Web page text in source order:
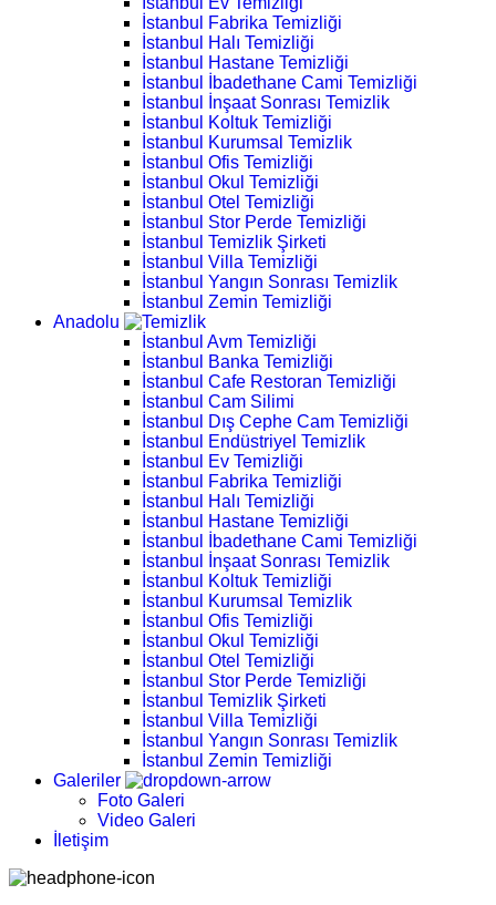
İstanbul Fabrika Temizliği
İstanbul Halı Temizliği
İstanbul Hastane Temizliği
İstanbul İbadethane Cami Temizliği
İstanbul İnşaat Sonrası Temizlik
İstanbul Koltuk Temizliği
İstanbul Kurumsal Temizlik
İstanbul Ofis Temizliği
İstanbul Okul Temizliği
İstanbul Otel Temizliği
İstanbul Stor Perde Temizliği
İstanbul Temizlik Şirketi
İstanbul Villa Temizliği
İstanbul Yangın Sonrası Temizlik
İstanbul Zemin Temizliği
Anadolu
İstanbul Avm Temizliği
İstanbul Banka Temizliği
İstanbul Cafe Restoran Temizliği
İstanbul Cam Silimi
İstanbul Dış Cephe Cam Temizliği
İstanbul Endüstriyel Temizlik
İstanbul Ev Temizliği
İstanbul Fabrika Temizliği
İstanbul Halı Temizliği
İstanbul Hastane Temizliği
İstanbul İbadethane Cami Temizliği
İstanbul İnşaat Sonrası Temizlik
İstanbul Koltuk Temizliği
İstanbul Kurumsal Temizlik
İstanbul Ofis Temizliği
İstanbul Okul Temizliği
İstanbul Otel Temizliği
İstanbul Stor Perde Temizliği
İstanbul Temizlik Şirketi
İstanbul Villa Temizliği
İstanbul Yangın Sonrası Temizlik
İstanbul Zemin Temizliği
Galeriler
Foto Galeri
Video Galeri
İletişim